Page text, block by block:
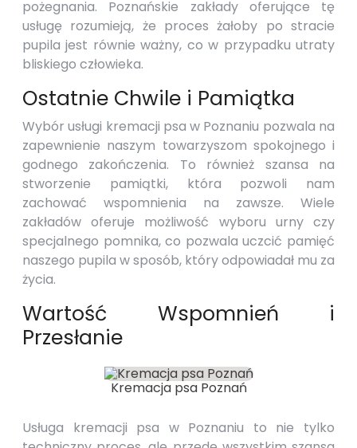
pożegnania. Poznańskie zakłady oferujące tę
usługę rozumieją, że proces żałoby po stracie
pupila jest równie ważny, co w przypadku utraty
bliskiego człowieka.
Ostatnie Chwile i Pamiątka
Wybór usługi kremacji psa w Poznaniu pozwala na
zapewnienie naszym towarzyszom spokojnego i
godnego zakończenia. To również szansa na
stworzenie pamiątki, która pozwoli nam
zachować wspomnienia na zawsze. Wiele
zakładów oferuje możliwość wyboru urny czy
specjalnego pomnika, co pozwala uczcić pamięć
naszego pupila w sposób, który odpowiadał mu za
życia.
Wartość Wspomnień i
Przesłanie
Kremacja psa Poznań
Usługa kremacji psa w Poznaniu to nie tylko